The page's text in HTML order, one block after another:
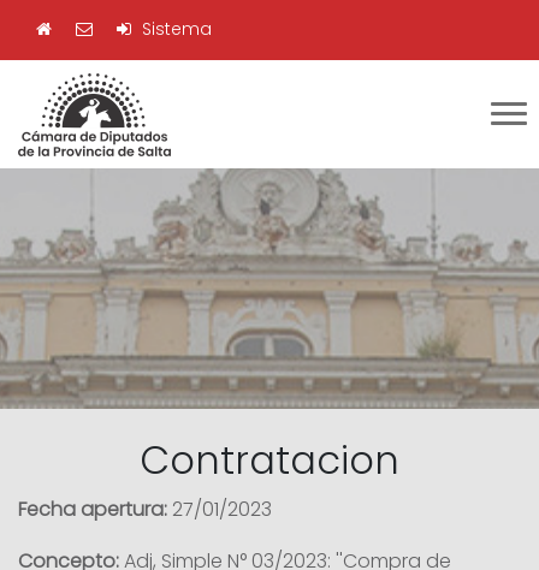
Sistema
Contratacion
Fecha apertura: 27/01/2023
Concepto:Adj, Simple N° 03/2023: ''Compra de